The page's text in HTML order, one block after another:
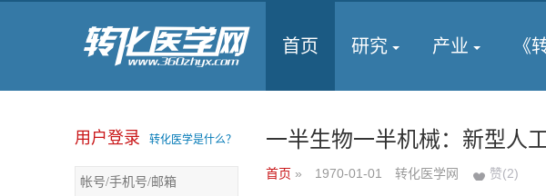
首页 研究 产业 《
用户登录 转化医学是什么？ 一半生物一半机械：新型人
首页 » 1970-01-01 转化医学网 赞(2)